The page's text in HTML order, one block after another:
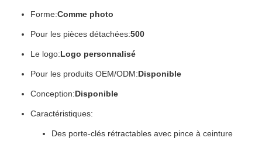
Forme:Comme photo
Pour les pièces détachées:500
Le logo:Logo personnalisé
Pour les produits OEM/ODM:Disponible
Conception:Disponible
Caractéristiques:
Des porte-clés rétractables avec pince à ceinture